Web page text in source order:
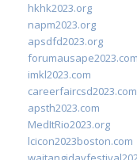
hkhk2023.org
napm2023.org
apsdfd2023.org
forumausape2023.com
imkl2023.com
careerfaircsd2023.com
apsth2023.com
MedItRio2023.org
lcicon2023boston.com